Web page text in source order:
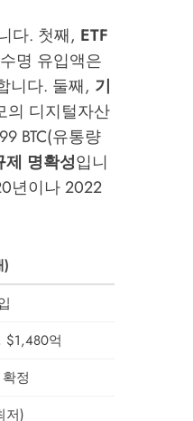
다. 첫째, ETF
명 유입액은
니다. 둘째, 기
의 디지털자산
BTC(유통량
제 명확성입니
년이나 2022
)
$1,480억
정
저)